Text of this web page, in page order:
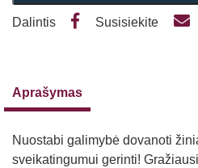
Dalintis Susisiekite
Aprašymas
Nuostabi galimybė dovanoti
sveikatingumui gerinti!